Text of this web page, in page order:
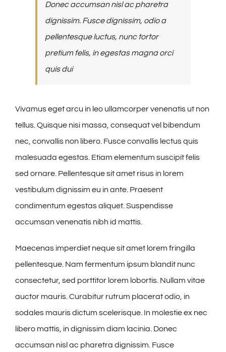
Donec accumsan nisl ac pharetra
dignissim. Fusce dignissim, odio a
pellentesque luctus, nunc tortor
pretium felis, in egestas magna orci
quis dui
Vivamus eget arcu in leo ullamcorper venenatis ut non
tellus. Quisque nisi massa, consequat vel bibendum
nec, convallis non libero. Fusce convallis lectus quis
malesuada egestas. Etiam elementum suscipit felis
sed ornare. Pellentesque sit amet risus in lorem
vestibulum dignissim eu in ante. Praesent
condimentum egestas aliquet. Suspendisse
accumsan venenatis nibh id mattis.
Maecenas imperdiet neque sit amet lorem fringilla
pellentesque. Nam fermentum ipsum blandit nunc
consectetur, sed porttitor lorem lobortis. Nullam vitae
auctor mauris. Curabitur rutrum placerat odio, in
sodales mauris dictum scelerisque. In molestie ex nec
libero mattis, in dignissim diam lacinia. Donec
accumsan nisl ac pharetra dignissim. Fusce